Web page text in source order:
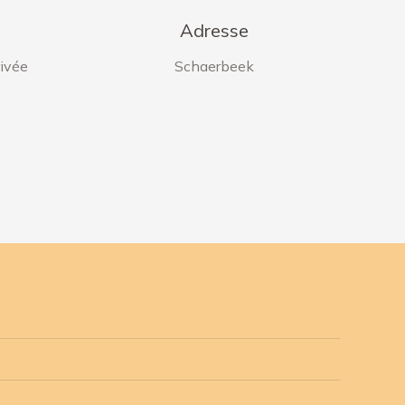
Adresse
Schaerbeek